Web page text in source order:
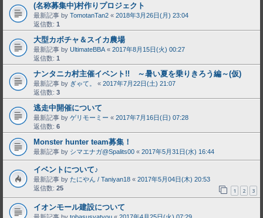
(名称募集中)村作りプロジェクト
最新記事 by TomotanTan2 « 2018年3月26日(月) 23:04
返信数: 1
大型カボチャ＆スイカ農場
最新記事 by UltimateBBA « 2017年8月15日(火) 00:27
返信数: 1
ナンタニカ村主催イベント!! ～暑い夏を乗りきろう編～(仮)
最新記事 by ぎゃて。 « 2017年7月22日(土) 21:07
返信数: 3
逃走中開催について
最新記事 by ゲリモーミー « 2017年7月16日(日) 07:28
返信数: 6
Monster hunter team募集！
最新記事 by シマエナガ@Spalits00 « 2017年5月31日(水) 16:44
イベントについて♪
最新記事 by たにやん / Taniyan18 « 2017年5月04日(木) 20:53
返信数: 25 1 2 3
イオンモール建設について